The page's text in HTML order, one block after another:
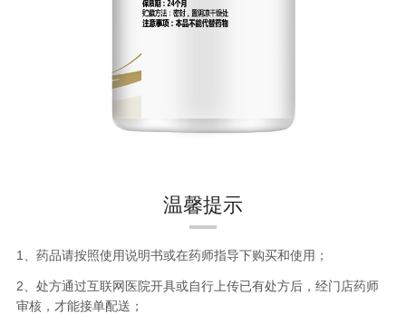
温馨提示
1、药品请按照使用说明书或在药师指导下购买和使用；
2、处方通过互联网医院开具或自行上传已有处方后，经门店药师
审核，才能接单配送；